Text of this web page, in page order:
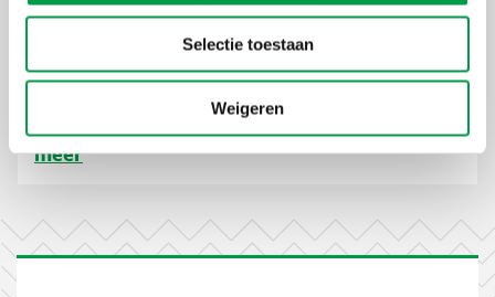
Selectie toestaan
Weigeren
Steun voor onderzoeksinfrastructuur bij
hogescholen
Via deze oproep kunnen hogescholen een aanvraag indienen
voor de subsidiëring van onderzoeksinfrastructuur.Lees
meer